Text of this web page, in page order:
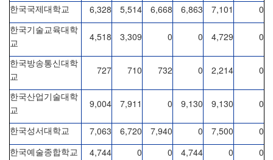
한국국제대학교 6,328 5,514 6,668 6,863 7,101 0
한국기술교육대학
교
4,518 3,309 0 0 4,729 0
한국방송통신대학
교
727 710 732 0 2,214 0
한국산업기술대학
교
9,004 7,911 0 9,130 9,130 0
한국성서대학교 7,063 6,720 7,940 0 7,500 0
한국예술종합학교 4,744 0 0 4,744 0 0